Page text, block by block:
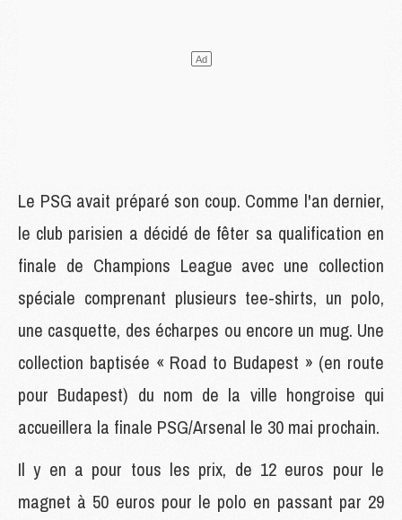
Le PSG avait préparé son coup. Comme l'an dernier,
le club parisien a décidé de fêter sa qualification en
finale de Champions League avec une collection
spéciale comprenant plusieurs tee-shirts, un polo,
une casquette, des écharpes ou encore un mug. Une
collection baptisée « Road to Budapest » (en route
pour Budapest) du nom de la ville hongroise qui
accueillera la finale PSG/Arsenal le 30 mai prochain.
Il y en a pour tous les prix, de 12 euros pour le
magnet à 50 euros pour le polo en passant par 29